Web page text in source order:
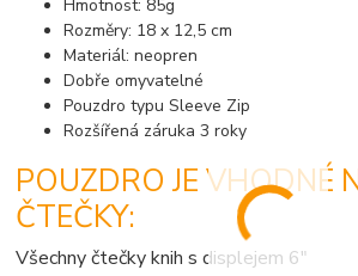
Hmotnost: 85g
Rozměry: 18 x 12,5 cm
Materiál: neopren
Dobře omyvatelné
Pouzdro typu Sleeve Zip
Rozšířená záruka 3 roky
POUZDRO JE VHODNÉ
ČTEČKY:
Všechny čtečky knih s displejem 6"